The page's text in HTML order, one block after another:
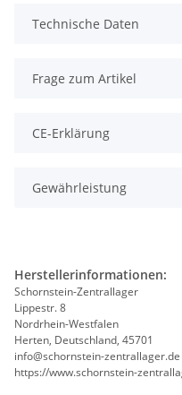
Technische Daten
Frage zum Artikel
CE-Erklärung
Gewährleistung
Herstellerinformationen:
Schornstein-Zentrallager
Lippestr. 8
Nordrhein-Westfalen
Herten, Deutschland, 45701
info@schornstein-zentrallager.de
https://www.schornstein-